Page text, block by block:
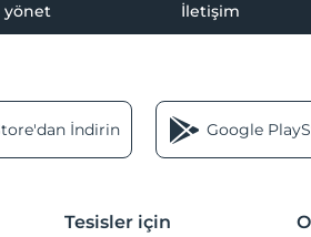
yönet İletişim
İndirin Google
Tesisler için